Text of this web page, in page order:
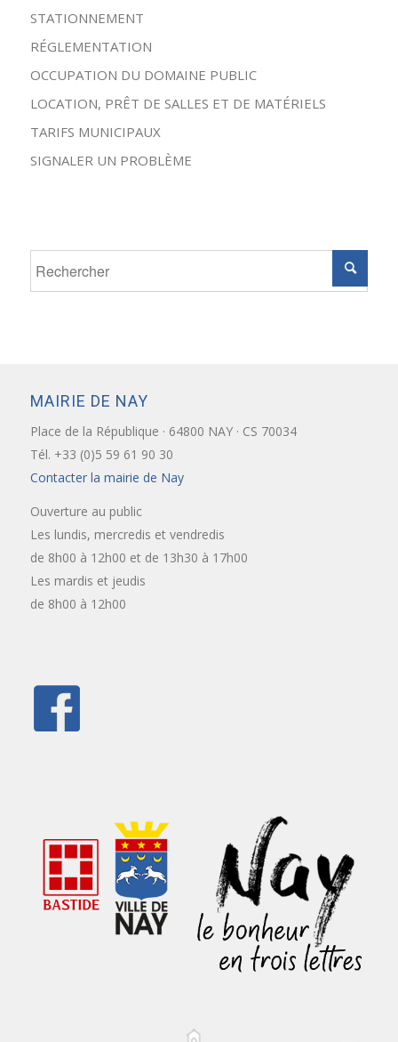
STATIONNEMENT
RÉGLEMENTATION
OCCUPATION DU DOMAINE PUBLIC
LOCATION, PRÊT DE SALLES ET DE MATÉRIELS
TARIFS MUNICIPAUX
SIGNALER UN PROBLÈME
MAIRIE DE NAY
Place de la République · 64800 NAY · CS 70034
Tél. +33 (0)5 59 61 90 30
Contacter la mairie de Nay
Ouverture au public
Les lundis, mercredis et vendredis
de 8h00 à 12h00 et de 13h30 à 17h00
Les mardis et jeudis
de 8h00 à 12h00